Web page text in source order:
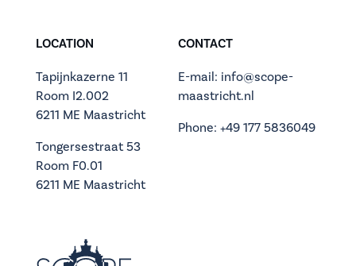
LOCATION
Tapijnkazerne 11
Room I2.002
6211 ME Maastricht
Tongersestraat 53
Room F0.01
6211 ME Maastricht
CONTACT
E-mail: info@scope-
maastricht.nl
Phone: +49 177 5836049